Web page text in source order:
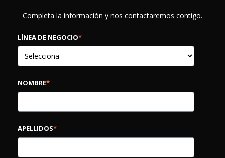
Completa la información y nos contactaremos contigo.
LÍNEA DE NEGOCIO*
NOMBRE*
APELLIDOS*